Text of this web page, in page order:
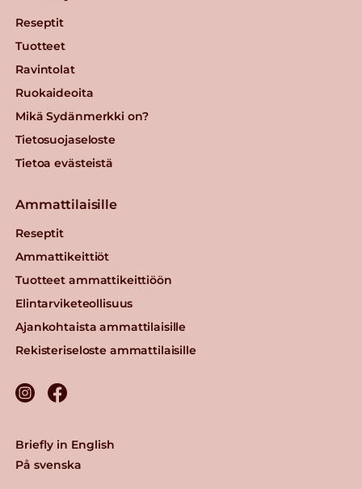
Reseptit
Tuotteet
Ravintolat
Ruokaideoita
Mikä Sydänmerkki on?
Tietosuojaseloste
Tietoa evästeistä
Ammattilaisille
Reseptit
Ammattikeittiöt
Tuotteet ammattikeittiöön
Elintarviketeollisuus
Ajankohtaista ammattilaisille
Rekisteriseloste ammattilaisille
Briefly in English
På svenska